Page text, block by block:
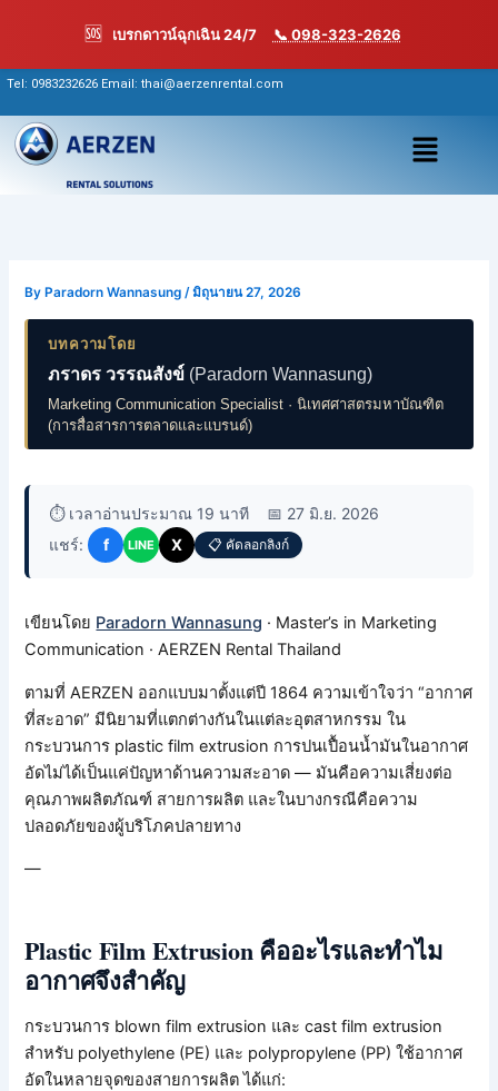
🆘 เบรกดาวน์ฉุกเฉิน 24/7 📞 098-323-2626
content
Tel: 0983232626 Email: thai@aerzenrental.com
เมนู
By Paradorn Wannasung/มิถุนายน 27, 2026
บทความโดย
ภราดร วรรณสังข์ (Paradorn Wannasung)
Marketing Communication Specialist · นิเทศศาสตรมหาบัณฑิต
(การสื่อสารการตลาดและแบรนด์)
⏱️ เวลาอ่านประมาณ 19 นาที
📅 27 มิ.ย. 2026
แชร์:
f LINE X 📋 คัดลอกลิงก์
เขียนโดย Paradorn Wannasung · Master’s in Marketing
Communication · AERZEN Rental Thailand
ตามที่ AERZEN ออกแบบมาตั้งแต่ปี 1864 ความเข้าใจว่า “อากาศ
ที่สะอาด” มีนิยามที่แตกต่างกันในแต่ละอุตสาหกรรม ใน
กระบวนการ plastic film extrusion การปนเปื้อนน้ำมันในอากาศ
อัดไม่ได้เป็นแค่ปัญหาด้านความสะอาด — มันคือความเสี่ยงต่อ
คุณภาพผลิตภัณฑ์ สายการผลิต และในบางกรณีคือความ
ปลอดภัยของผู้บริโภคปลายทาง
—
Plastic Film Extrusion คืออะไรและทำไม
อากาศจึงสำคัญ
กระบวนการ blown film extrusion และ cast film extrusion
สำหรับ polyethylene (PE) และ polypropylene (PP) ใช้อากาศ
อัดในหลายจุดของสายการผลิต ได้แก่: